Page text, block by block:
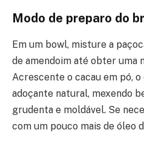
Modo de preparo do
Em um bowl, misture a
de amendoim até obter uma
Acrescente o cacau em pó, o
adoçante natural, mexendo
grudenta e moldável. Se
com um pouco mais de óleo